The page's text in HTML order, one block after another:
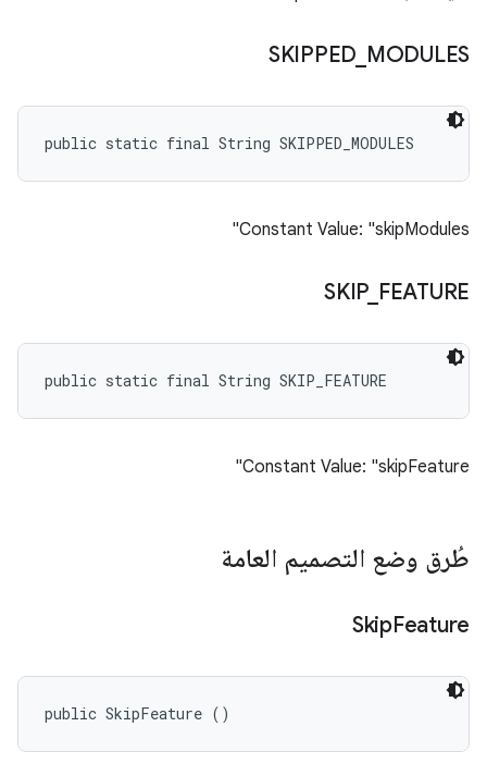
SKIPPED MODULES
public static final String SKIPPED_MODULES
Constant Value: "skipModules"
SKIP_ FEATURE
public static final String SKIP_FEATURE
Constant Value: "skipFeature"
طُرق وضع التصميم العامة
SkipFeature
public SkipFeature ()